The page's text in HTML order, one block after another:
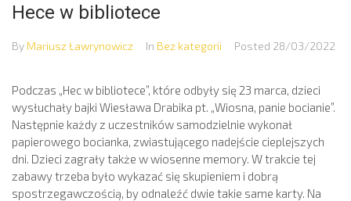
Hece w bibliotece
By Mariusz Ławrynowicz In Bez kategorii Posted 28/03/2022
Podczas „Hec w bibliotece”, które odbyły się 23 marca, dzieci
wysłuchały bajki Wiesława Drabika pt. „Wiosna, panie bocianie”.
Następnie każdy z uczestników samodzielnie wykonał
papierowego bocianka, zwiastującego nadejście cieplejszych
dni. Dzieci zagrały także w wiosenne memory. W trakcie tej
zabawy trzeba było wykazać się skupieniem i dobrą
spostrzegawczością, by odnaleźć dwie takie same karty. Na